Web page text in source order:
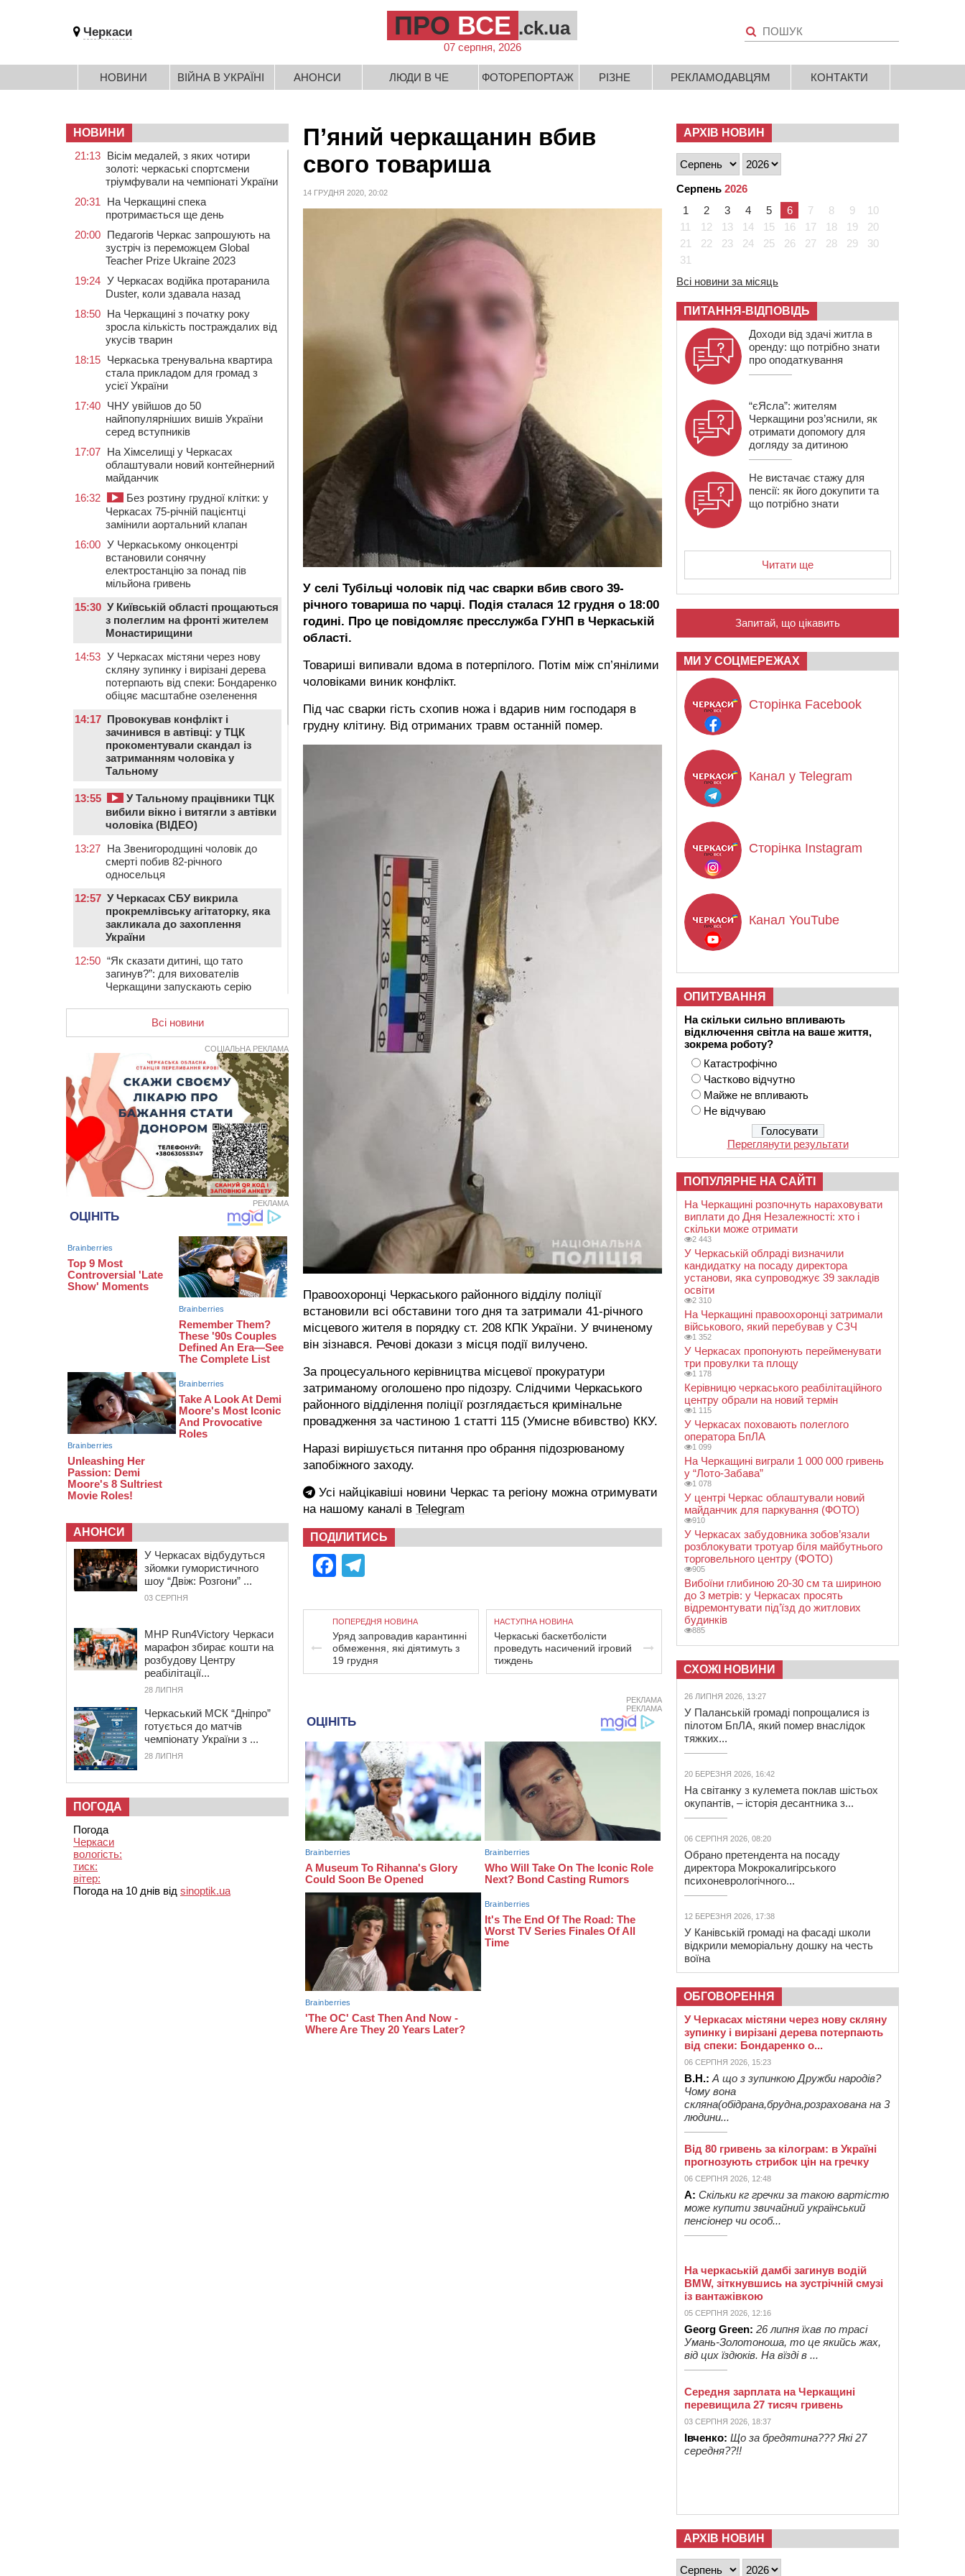
Черкаси ПРО ВСЕ .ck.ua
07 серпня, 2026
НОВИНИ ВІЙНА В УКРАЇНІ АНОНСИ ЛЮДИ В ЧЕ ФОТОРЕПОРТАЖ РІЗНЕ РЕКЛАМОДАВЦЯМ КОНТАКТИ
П’яний черкащанин вбив
свого товариша
14 ГРУДНЯ 2020, 20:02
У селі Тубільці чоловік під час сварки вбив свого 39-
річного товариша по чарці. Подія сталася 12 грудня о 18:00
годині. Про це повідомляє пресслужба ГУНП в Черкаській
області.
Товариші випивали вдома в потерпілого. Потім між сп’янілими
чоловіками виник конфлікт.
Під час сварки гість схопив ножа і вдарив ним господаря в
грудну клітину. Від отриманих травм останній помер.
Правоохоронці Черкаського районного відділу поліції
встановили всі обставини того дня та затримали 41-річного
місцевого жителя в порядку ст. 208 КПК України. У вчиненому
він зізнався. Речові докази з місця події вилучено.
За процесуального керівництва місцевої прокуратури
затриманому оголошено про підозру. Слідчими Черкаського
районного відділення поліції розглядається кримінальне
провадження за частиною 1 статті 115 (Умисне вбивство) ККУ.
Наразі вирішується питання про обрання підозрюваному
запобіжного заходу.
Усі найцікавіші новини Черкас та регіону можна отримувати
на нашому каналі в Telegram
ПОДІЛИТИСЬ
Facebook
ПОПЕРЕДНЯ НОВИНА
Уряд запровадив карантинні
обмеження, які діятимуть з
19 грудня
НАСТУПНА НОВИНА
Черкаські баскетболісти
проведуть насичений ігровий
тиждень
РЕКЛАМА
РЕКЛАМА
НОВИНИ
21:13 Вісім медалей, з яких чотири
золоті: черкаські спортсмени
тріумфували на чемпіонаті України
20:31
На Черкащині спека
протримається ще день
20:00 Педагогів Черкас запрошують на
зустріч із переможцем Global
Teacher Prize Ukraine 2023
19:24 У Черкасах водійка протаранила
Duster, коли здавала назад
18:50 На Черкащині з початку року
зросла кількість постраждалих від
укусів тварин
18:15 Черкаська тренувальна квартира
стала прикладом для громад з
усієї України
17:40 ЧНУ увійшов до 50
найпопулярніших вишів України
серед вступників
17:07 На Хімселищі у Черкасах
облаштували новий контейнерний
майданчик
16:32
Без розтину грудної клітки: у
Черкасах 75-річній пацієнтці
замінили аортальний клапан
16:00 У Черкаському онкоцентрі
встановили сонячну
електростанцію за понад пів
мільйона гривень
15:30 У Київській області прощаються
з полеглим на фронті жителем
Монастирищини
14:53 У Черкасах містяни через нову
скляну зупинку і вирізані дерева
потерпають від спеки: Бондаренко
обіцяє масштабне озеленення
14:17 Провокував конфлікт і
зачинився в автівці: у ТЦК
прокоментували скандал із
затриманням чоловіка у
Тальному
13:55
У Тальному працівники ТЦК
вибили вікно і витягли з автівки
чоловіка (ВІДЕО)
13:27 На Звенигородщині чоловік до
смерті побив 82-річного
односельця
12:57 У Черкасах СБУ викрила
прокремлівську агітаторку, яка
закликала до захоплення
України
12:50 “Як сказати дитині, що тато
загинув?”: для вихователів
Черкащини запускають серію
На Золотоніщині вже десяту
добу гасять пожежу торфу
11:35
Від 80 гривень за кілограм: в
Україні прогнозують стрибок цін на
гречку
10:56
Захисника зі Звенигородщини,
який обороняв Авдіївку,
нагородили “Комбатантським
хрестом”
10:10
На Черкащині п’яний мотоцикліст
зіткнувся з мопедом: двоє людей у
лікарні
09:42 Ветерани МСК “Дніпро” вибороли
бронзу чемпіонату України
08:57 На Уманщині підрядника
зобов’язали сплатити понад 670
тис грн штрафу за незаконні зміни
до договору
директора Мокрокалигірського
психоневрологічного інтернату
Уманські міграційники видворили з
країни грузина, який відсидів
термін у колонії
Всі новини
СОЦІАЛЬНА РЕКЛАМА
РЕКЛАМА
АНОНСИ
У Черкасах відбудуться
зйомки гумористичного
шоу “Двіж: Розгони” ...
03 СЕРПНЯ
MHP Run4Victory Черкаси
марафон збирає кошти на
розбудову Центру
реабілітації...
28 ЛИПНЯ
Черкаський МСК “Дніпро”
готується до матчів
чемпіонату України з ...
28 ЛИПНЯ
ПОГОДА
Погода
Черкаси
вологість:
тиск:
вітер:
Погода на 10 днів від sinoptik.ua
АРХІВ НОВИН
Серпень 2026
1
2 3 4 5 6 7 8 9
10
11
12 13 14 15 16 17 18 19
20
21
22 23 24 25 26 27 28 29
30
31
Всі новини за місяць
ПИТАННЯ-ВІДПОВІДЬ
Доходи від здачі житла в
оренду: що потрібно знати
про оподаткування
“єЯсла”: жителям
Черкащини роз’яснили, як
отримати допомогу для
догляду за дитиною
Не вистачає стажу для
пенсії: як його докупити та
що потрібно знати
Читати ще
Запитай, що цікавить
МИ У СОЦМЕРЕЖАХ
Сторінка Facebook
Канал у Telegram
Сторінка Instagram
Канал YouTube
ОПИТУВАННЯ
На скільки сильно впливають
відключення світла на ваше життя,
зокрема роботу?
Катастрофічно
Частково відчутно
Майже не впливають
Не відчуваю
Переглянути результати
ПОПУЛЯРНЕ НА САЙТІ
На Черкащині розпочнуть нараховувати
виплати до Дня Незалежності: хто і
скільки може отримати
2 443
У Черкаській облраді визначили
кандидатку на посаду директора
установи, яка супроводжує 39 закладів
освіти
2 310
На Черкащині правоохоронці затримали
військового, який перебував у СЗЧ
1 352
У Черкасах пропонують перейменувати
три провулки та площу
1 178
Керівницю черкаського реабілітаційного
центру обрали на новий термін
1 115
У Черкасах поховають полеглого
оператора БпЛА
1 099
На Черкащині виграли 1 000 000 гривень
у “Лото-Забава”
1 078
У центрі Черкас облаштували новий
майданчик для паркування (ФОТО)
910
У Черкасах забудовника зобов’язали
розблокувати тротуар біля майбутнього
торговельного центру (ФОТО)
905
Вибоїни глибиною 20-30 см та шириною
до 3 метрів: у Черкасах просять
відремонтувати під’їзд до житлових
будинків
885
СХОЖІ НОВИНИ
26 ЛИПНЯ 2026, 13:27
У Паланській громаді попрощалися із
пілотом БпЛА, який помер внаслідок
тяжких...
20 БЕРЕЗНЯ 2026, 16:42
На світанку з кулемета поклав шістьох
окупантів, – історія десантника з...
06 СЕРПНЯ 2026, 08:20
Обрано претендента на посаду
директора Мокрокалигірського
психоневрологічного...
12 БЕРЕЗНЯ 2026, 17:38
У Канівській громаді на фасаді школи
відкрили меморіальну дошку на честь
воїна
ОБГОВОРЕННЯ
У Черкасах містяни через нову скляну
зупинку і вирізані дерева потерпають
від спеки: Бондаренко о...
06 СЕРПНЯ 2026, 15:23
В.Н.: А що з зупинкою Дружби народів?
Чому вона
скляна(обідрана,брудна,розрахована на 3
людини...
Від 80 гривень за кілограм: в Україні
прогнозують стрибок цін на гречку
06 СЕРПНЯ 2026, 12:48
А: Скільки кг гречки за такою вартістю
може купити звичайний український
пенсіонер чи особ...
На черкаській дамбі загинув водій
BMW, зіткнувшись на зустрічній смузі
із вантажівкою
05 СЕРПНЯ 2026, 12:16
Georg Green: 26 липня їхав по трасі
Умань-Золотоноша, то це якийсь жах,
від цих їздюків. На вїзді в ...
Середня зарплата на Черкащині
перевищила 27 тисяч гривень
03 СЕРПНЯ 2026, 18:37
Івченко: Що за бредятина??? Які 27
середня??!!
АРХІВ НОВИН